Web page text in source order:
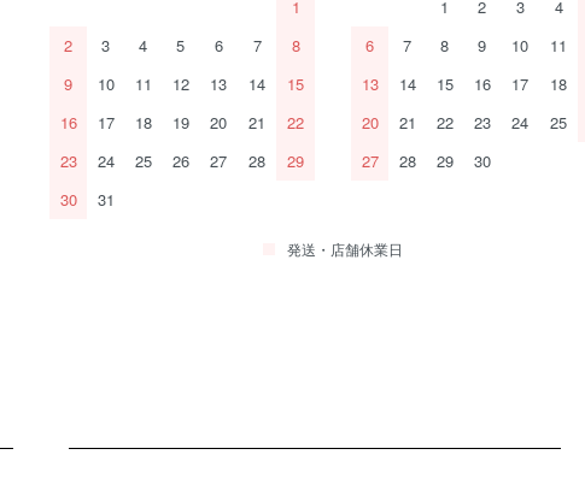
1
2
3 4 5 6 7
8
9
10 11 12 13 14
15
16
17 18 19 20 21
22
23
24 25 26 27 28
29
30
31
1
2 3 4
6
7 8 9 10 11
13
14 15 16 17 18
20
21 22 23 24 25
27
28 29 30
発送・店舗休業日